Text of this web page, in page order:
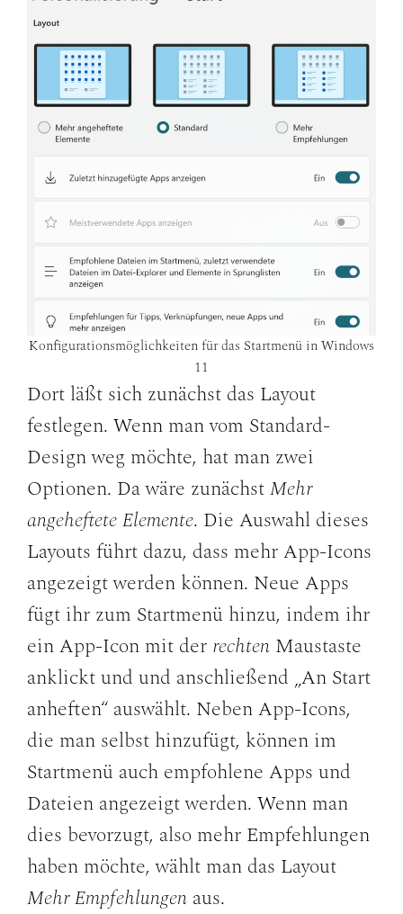
Konfigurationsmöglichkeiten für das Startmenü in Windows
11
Dort läßt sich zunächst das Layout
festlegen. Wenn man vom Standard-
Design weg möchte, hat man zwei
Optionen. Da wäre zunächstMehr
angeheftete Elemente. Die Auswahl dieses
Layouts führt dazu, dass mehr App-Icons
angezeigt werden können. Neue Apps
fügt ihr zum Startmenü hinzu, indem ihr
ein App-Icon mit der rechten Maustaste
anklickt und und anschließend „An Start
anheften“ auswählt. Neben App-Icons,
die man selbst hinzufügt, können im
Startmenü auch empfohlene Apps und
Dateien angezeigt werden. Wenn man
dies bevorzugt, also mehr Empfehlungen
haben möchte, wählt man das Layout
Mehr Empfehlungen aus.